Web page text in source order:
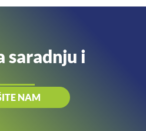
saradnju i
NAM